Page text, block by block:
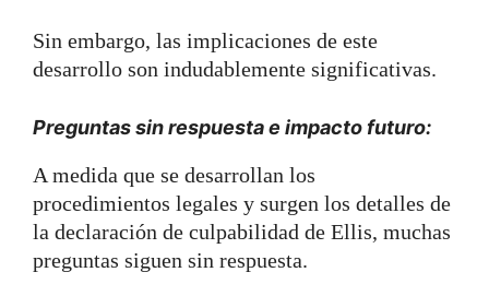
Sin embargo, las implicaciones de este
desarrollo son indudablemente significativas.
Preguntas sin respuesta e impacto futuro:
A medida que se desarrollan los
procedimientos legales y surgen los detalles de
la declaración de culpabilidad de Ellis, muchas
preguntas siguen sin respuesta.